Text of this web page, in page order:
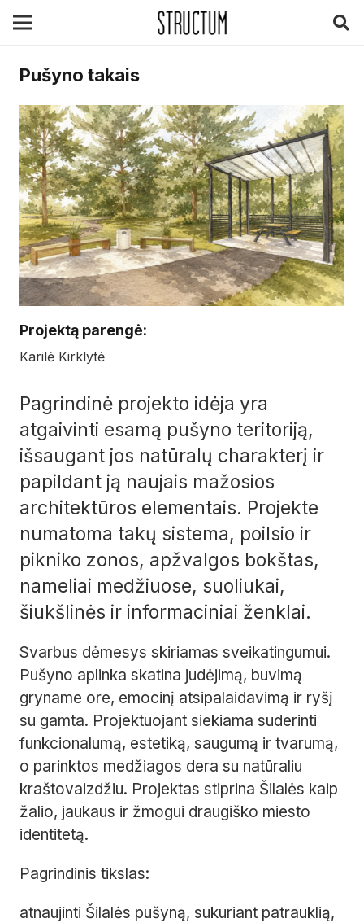
Pušyno takais
Projektą parengė:
Karilė Kirklytė
Pagrindinė projekto idėja yra
atgaivinti esamą pušyno teritoriją,
išsaugant jos natūralų charakterį ir
papildant ją naujais mažosios
architektūros elementais. Projekte
numatoma takų sistema, poilsio ir
pikniko zonos, apžvalgos bokštas,
nameliai medžiuose, suoliukai,
šiukšlinės ir informaciniai ženklai.
Svarbus dėmesys skiriamas sveikatingumui.
Pušyno aplinka skatina judėjimą, buvimą
gryname ore, emocinį atsipalaidavimą ir ryšį
su gamta. Projektuojant siekiama suderinti
funkcionalumą, estetiką, saugumą ir tvarumą,
o parinktos medžiagos dera su natūraliu
kraštovaizdžiu. Projektas stiprina Šilalės kaip
žalio, jaukaus ir žmogui draugiško miesto
identitetą.
Pagrindinis tikslas:
atnaujinti Šilalės pušyną, sukuriant patrauklią,